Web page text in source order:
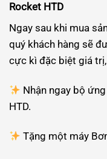
Rocket HTD
Ngay sau khi mua
quý khách hàng sẽ
cực kì đặc biệt giá
Nhận ngay bộ
HTD.
Tặng một máy